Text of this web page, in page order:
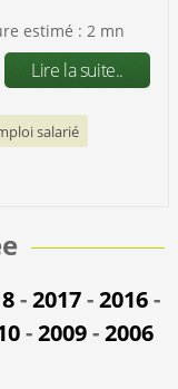
estimé : 2 mn
Lire la suite..
salarié
-2017-2016-
-2009-2006